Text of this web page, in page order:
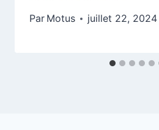
Par Motus juillet 22, 2024